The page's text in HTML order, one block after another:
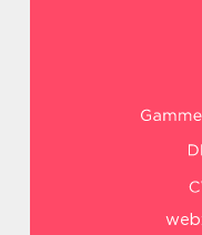
web: